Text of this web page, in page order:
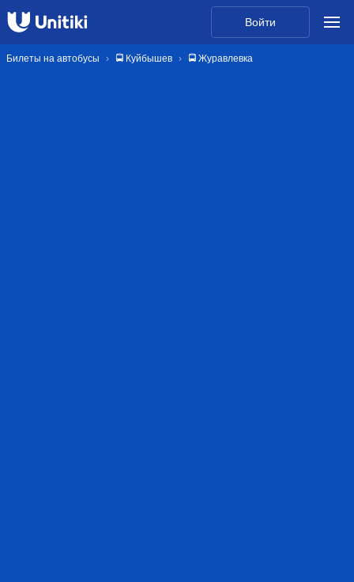
Войти
Билеты на автобусы 🚍 Куйбышев 🚍 Журавлевка